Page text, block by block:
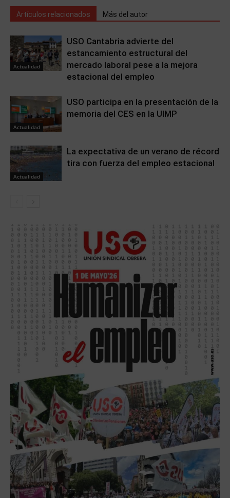
Artículos relacionados Más del autor
Actualidad
USO Cantabria advierte del
estancamiento estructural del
mercado laboral pese a la mejora
estacional del empleo
Actualidad
USO participa en la presentación de la
memoria del CES en la UIMP
Actualidad
La expectativa de un verano de récord
tira con fuerza del empleo estacional